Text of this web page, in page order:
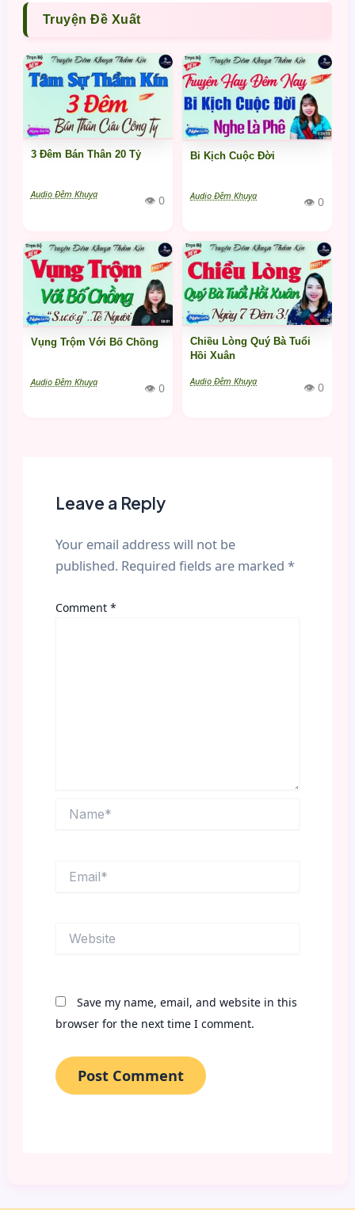
Truyện Đề Xuất
3 Đêm Bán Thân 20 Tỷ
Audio Đêm Khuya 👁 0
Bi Kịch Cuộc Đời
Audio Đêm Khuya 👁 0
Vụng Trộm Với Bố Chồng
Audio Đêm Khuya 👁 0
Chiều Lòng Quý Bà Tuổi
Hồi Xuân
Audio Đêm Khuya 👁 0
Leave a Reply
Your email address will not be
published. Required fields are marked *
Comment *
Save my name, email, and website in this
browser for the next time I comment.